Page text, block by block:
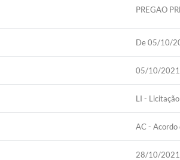
PREGAO
De 05/10/
05/10/2021
LI - Licitação
AC - Acordo
28/10/2021